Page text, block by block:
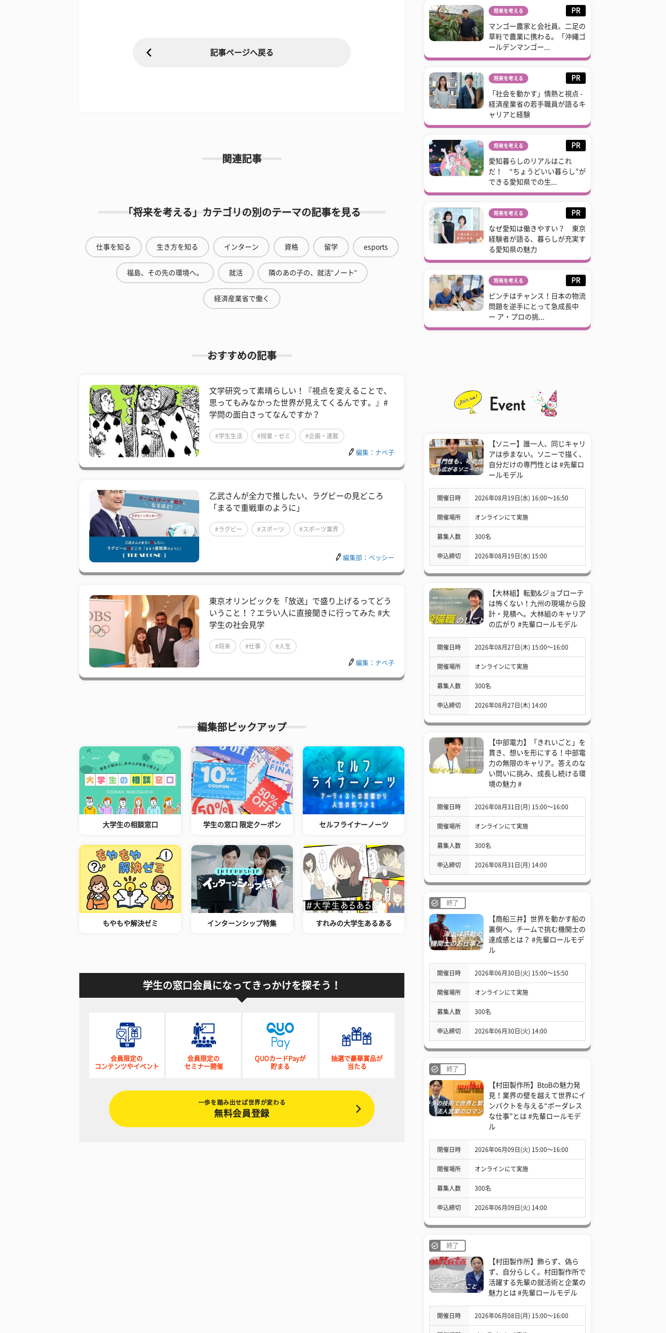
記事ページへ戻る
関連記事
「将来を考える」カテゴリの別のテーマの記事を見る
仕事を知る 生き方を知る インターン 資格 留学 esports
福島、その先の環境へ。 就活 隣のあの子の、就活"ノート"
経済産業省で働く
おすすめの記事
文学研究って素晴らしい！『視点を変えることで、
思ってもみなかった世界が見えてくるんです。』#
学問の面白さってなんですか？
#学生生活 #授業・ゼミ #企画・連載
編集：ナベ子
乙武さんが全力で推したい、ラグビーの見どころ
「まるで重戦車のように」
#ラグビー #スポーツ #スポーツ業界
編集部：ベッシー
東京オリンピックを「放送」で盛り上げるってどう
いうこと！？エラい人に直接聞きに行ってみた #大
学生の社会見学
#将来 #仕事 #人生
編集：ナベ子
編集部ピックアップ
大学生の相談窓口 学生の窓口 限定クーポン セルフライナーノーツ
もやもや解決ゼミ インターンシップ特集 すれみの大学生あるある
学生の窓口会員になってきっかけを探そう！
会員限定の
コンテンツやイベント
会員限定の
セミナー開催
QUOカードPayが
貯まる
抽選で豪華賞品が
当たる
一歩を踏み出せば世界が変わる
無料会員登録
将来を考える PR
マンゴー農家と会社員、二足の
草鞋で農業に携わる。「沖縄ゴ
ールデンマンゴー...
将来を考える PR
「社会を動かす」情熱と視点 -
経済産業省の若手職員が語るキ
ャリアと経験
将来を考える PR
愛知暮らしのリアルはこれ
だ！ “ちょうどいい暮らし”が
できる愛知県での生...
将来を考える PR
なぜ愛知は働きやすい？ 東京
経験者が語る、暮らしが充実す
る愛知県の魅力
将来を考える PR
ピンチはチャンス！日本の物流
問題を逆手にとって急成長中
ー ア・プロの挑...
【ソニー】誰一人、同じキャリ
アは歩まない。ソニーで描く、
自分だけの専門性とは #先輩ロ
ールモデル
開催日時 2026年08月19日(水) 16:00〜16:50
開催場所 オンラインにて実施
募集人数 300名
申込締切 2026年08月19日(水) 15:00
【大林組】転勤&ジョブローテ
は怖くない！九州の現場から設
計・見積へ。大林組のキャリア
の広がり #先輩ロールモデル
開催日時 2026年08月27日(木) 15:00〜16:00
開催場所 オンラインにて実施
募集人数 300名
申込締切 2026年08月27日(木) 14:00
【中部電力】「きれいごと」を
貫き、想いを形にする！中部電
力の無限のキャリア。答えのな
い問いに挑み、成長し続ける環
境の魅力 #
開催日時 2026年08月31日(月) 15:00〜16:00
開催場所 オンラインにて実施
募集人数 300名
申込締切 2026年08月31日(月) 14:00
終了
【商船三井】世界を動かす船の
裏側へ。チームで挑む機関士の
達成感とは？ #先輩ロールモデ
ル
開催日時 2026年06月30日(火) 15:00〜15:50
開催場所 オンラインにて実施
募集人数 300名
申込締切 2026年06月30日(火) 14:00
終了
【村田製作所】BtoBの魅力発
見！業界の壁を越えて世界にイ
ンパクトを与える“ボーダレス
な仕事”とは #先輩ロールモデ
ル
開催日時 2026年06月09日(火) 15:00〜16:00
開催場所 オンラインにて実施
募集人数 300名
申込締切 2026年06月09日(火) 14:00
終了
【村田製作所】飾らず、偽ら
ず、自分らしく。村田製作所で
活躍する先輩の就活術と企業の
魅力とは #先輩ロールモデル
開催日時 2026年06月08日(月) 15:00〜16:00